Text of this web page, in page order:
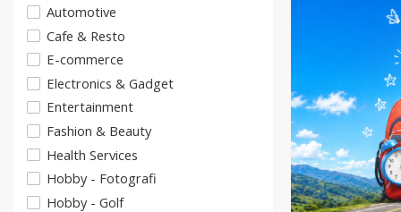
Automotive
Cafe & Resto
E-commerce
Electronics & Gadget
Entertainment
Fashion & Beauty
Health Services
Hobby - Fotografi
Hobby - Golf